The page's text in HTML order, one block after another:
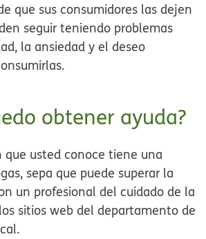
que sus consumidores las dejen
seguir teniendo problemas
la ansiedad y el deseo
obtener ayuda?
que usted conoce tiene una
sepa que puede superar la
un profesional del cuidado de la
sitios web del departamento de